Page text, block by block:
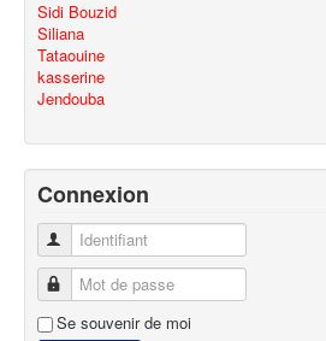
Sidi Bouzid
Siliana
Tataouine
kasserine
Jendouba
Connexion
Identifiant
Mot de passe
Se souvenir de moi